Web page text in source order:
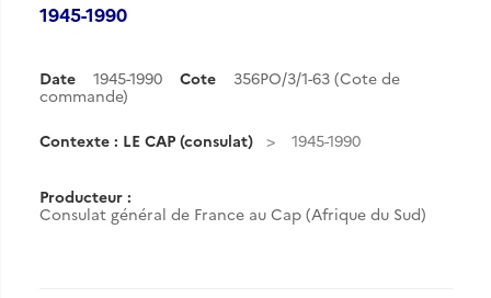
1945-1990
Date 1945-1990 Cote
356PO/3/1-63 (Cote de
commande)
Contexte : LE CAP (consulat) 1945-1990
Producteur :
Consulat général de France au Cap (Afrique du Sud)